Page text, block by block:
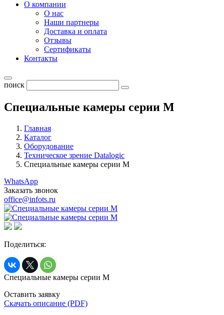
О компании
О нас
Наши партнеры
Доставка и оплата
Отзывы
Сертификаты
Контакты
поиск
Специальные камеры серии M
Главная
Каталог
Оборудование
Техническое зрение Datalogic
Специальные камеры серии M
WhatsApp
Заказать звонок
office@infots.ru
Поделиться:
Специальные камеры серии M
Оставить заявку
Скачать описание (PDF)